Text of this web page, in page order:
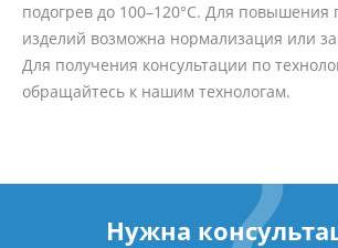
подогрев до 100–120°C. Для повышения
изделий возможна нормализация или
Для получения консультации по
обращайтесь к нашим технологам.
Нужна